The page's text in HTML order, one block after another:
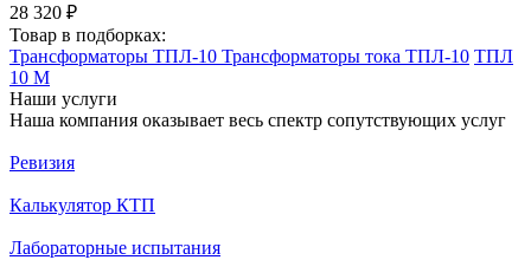
28 320 ₽
Товар в подборках:
Трансформаторы ТПЛ-10 Трансформаторы тока ТПЛ-10 ТПЛ
10 М
Наши услуги
Наша компания оказывает весь спектр сопутствующих услуг
Ревизия
Калькулятор КТП
Лабораторные испытания